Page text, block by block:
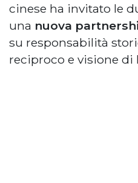
cinese ha invitato le
una nuova
su responsabilità
reciproco e visione di